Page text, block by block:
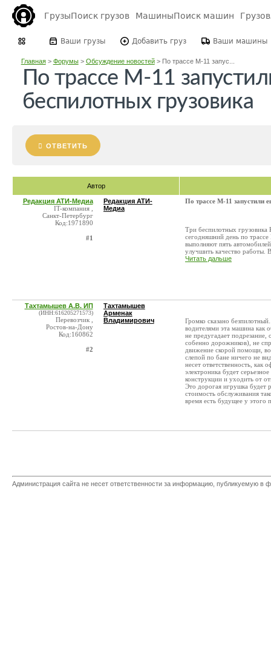
ГрузыПоиск грузов МашиныПоиск машин
Ваши грузы Добавить груз Ваши машины
Главная> Форумы> Обсуждение новостей> По трассе М-11 запус...
По трассе М-11
беспилотных грузовика
ОТВЕТИТЬ
Автор
Редакция АТИ-Медиа
IT-компания ,
Санкт-Петербург
Код:1971890
#1
Редакция АТИ-
Медиа
По трассе М-11 запустили
Три беспилотных
сегодняшний день по
выполняют пять
улучшить качество работы.
Читать дальше
Тахтамышев А.В. ИП
(ИНН:616205271573)
Перевозчик ,
Ростов-на-Дону
Код:160862
#2
Тахтамышев
Арменак
Владимирович
Громко сказано
водителями эта машина как
не предугадает
собенно дорожников), не
движение скорой помощи,
слепой по бане ничего не
несет ответственность, как
электроника будет
конструкции и уходить от
Это дорогая игрушка будет
стоимость обслуживания
время есть будущее у этого
Администрация сайта не несет ответственности за информацию, публикуемую